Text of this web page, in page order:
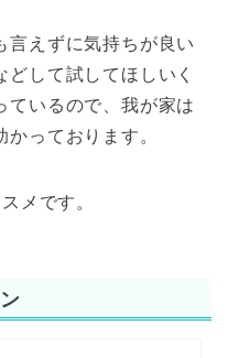
言えずに気持ちが良い
して試してほしいく
ているので、我が家は
っております。
メです。